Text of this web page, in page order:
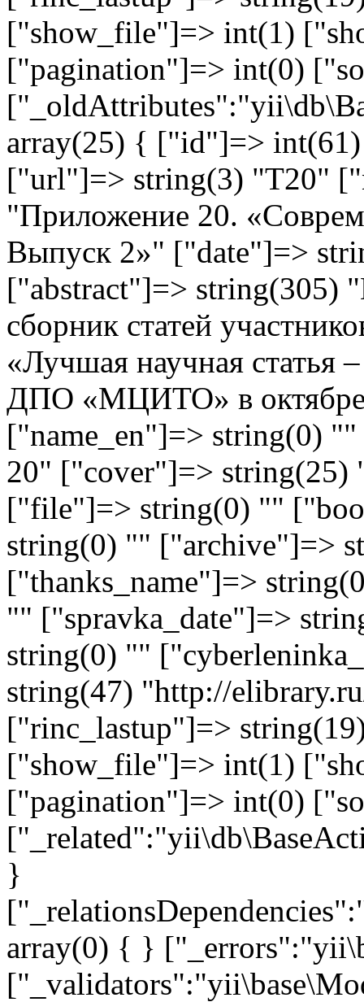
["show_file"]=> int(1)
["pagination"]=> int(0)
array(25) { ["id"]=>
["url"]=> string(3) "T20"
"Приложение 20.
Выпуск 2»" ["date"]=>
["abstract"]=> string(305)
сборник статей
«Лучшая научная статья
ДПО «МЦИТО» в октябре
["name_en"]=> string(0)
20" ["cover"]=> string(25)
["file"]=> string(0) ""
string(0) "" ["archive"]=>
["thanks_name"]=>
"" ["spravka_date"]=>
string(0) ""
string(47) "http://
["rinc_lastup"]=>
["show_file"]=> int(1)
["pagination"]=> int(0)
}
array(0) { }